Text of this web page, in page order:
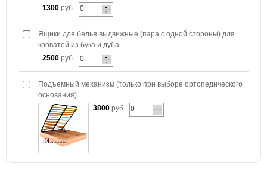
1300 руб.
Ящики для белья выдвижные (пара с одной стороны) для
кроватей из бука и дуба
2500 руб.
Подъемный механизм (только при выборе ортопедического
основания)
3800 руб.